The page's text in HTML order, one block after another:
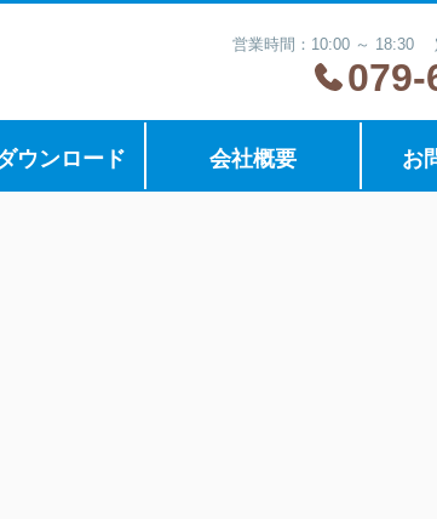
営業時間：10:00 ～ 18:30
079-
ウンロード 会社概要 お